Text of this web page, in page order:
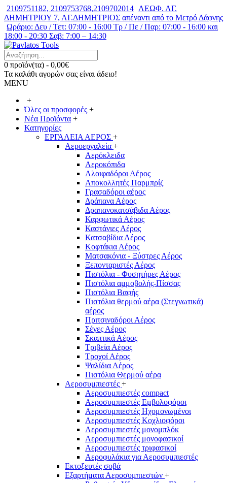
2109751182, 2109753768,2109702014 ΛΕΩΦ. ΑΓ.
ΔΗΜΗΤΡΙΟΥ 7, ΑΓ.ΔΗΜΗΤΡΙΟΣ απέναντι από το Μετρό Δάφνης
Ωράριο: Δευ / Τετ: 07:00 - 16:00 Τρ / Πε / Παρ: 07:00 - 16:00 και
18:00 - 20:30 Σαβ: 7:00 – 14:30
0 προϊόν(τα) - 0,00€
Τα καλάθι αγορών σας είναι άδειο!
MENU
+
Όλες οι προσφορές +
Νέα Προϊόντα +
Κατηγορίες
ΕΡΓΑΛΕΙΑ ΑΕΡΟΣ +
Αεροεργαλεία +
Αερόκλειδα
Αεροκόπιδα
Αλοιφαδόροι Αέρος
Αποκολλητές Παρμπρίζ
Γρασαδόροι αέρος
Δράπανα Αέρος
Δραπανοκατσάβιδα Αέρος
Καρφωτικά Αέρος
Καστάνιες Αέρος
Κατσαβίδια Αέρος
Κοφτάκια Αέρος
Ματσακόνια - Ξύστρες Αέρος
Ξεπονταριστές Αέρος
Πιστόλια - Φυσητήρες Αέρος
Πιστόλια αμμοβολής-Πίσσας
Πιστόλια Βαφής
Πιστόλια θερμού αέρα (Στεγνωτικά)
αέρος
Πριτσιναδόροι Αέρος
Σέγες Αέρος
Σκαπτικά Αέρος
Τριβεία Αέρος
Τροχοί Αέρος
Ψαλίδια Αέρος
Πιστόλια Θερμού αέρα
Αεροσυμπιεστές +
Αεροσυμπιεστές compact
Αεροσυμπιεστές Εμβολοφόροι
Αεροσυμπιεστές Ηχομονωμένοι
Αεροσυμπιεστές Κοχλιοφόροι
Αεροσυμπιεστές μονομπλόκ
Αεροσυμπιεστές μονοφασικοί
Αεροσυμπιεστές τριφασικοί
Αεροφυλάκια για Αεροσυμπιεστές
Εκτοξευτές σοβά
Εξαρτήματα Αεροσυμπιεστών +